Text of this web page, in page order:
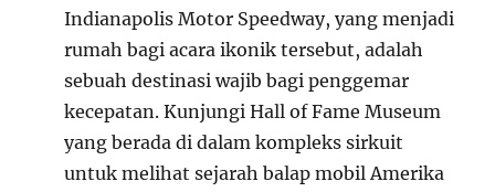
Indianapolis Motor Speedway, yang menjadi
rumah bagi acara ikonik tersebut, adalah
sebuah destinasi wajib bagi penggemar
kecepatan. Kunjungi Hall of Fame Museum
yang berada di dalam kompleks sirkuit
untuk melihat sejarah balap mobil Amerika